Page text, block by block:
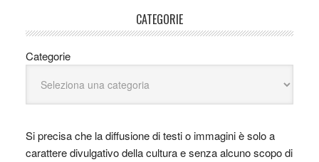
CATEGORIE
Categorie
Si precisa che la diffusione di testi o immagini è solo a
carattere divulgativo della cultura e senza alcuno scopo di